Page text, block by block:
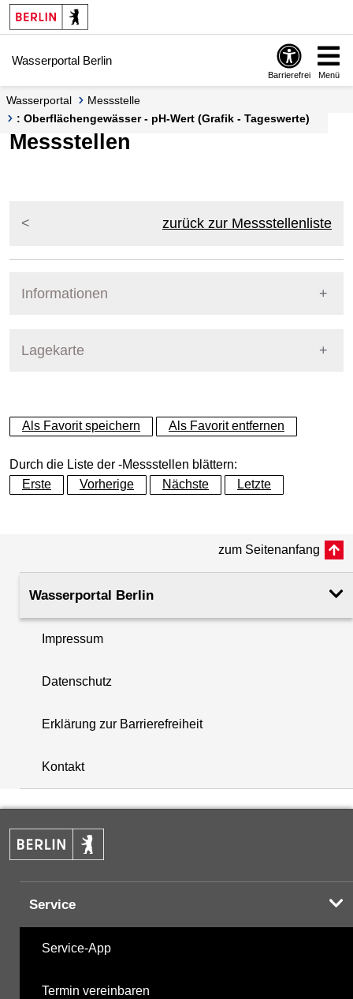
Springe zur Navigation
Springe zum Inhalt
Wasserportal Berlin
Barrierefrei Menü
Wasserportal
Messstelle
: Oberflächengewässer - pH-Wert (Grafik - Tageswerte)
Messstellen
zurück zur Messstellenliste
Informationen
Lagekarte
+
−
+
−
Als Favorit speichern Als Favorit entfernen
Durch die Liste der -Messstellen blättern:
Erste
Vorherige Nächste Letzte
zum Seitenanfang
Wasserportal Berlin
Impressum
Datenschutz
Erklärung zur Barrierefreiheit
Kontakt
Service
Service-App
Termin vereinbaren